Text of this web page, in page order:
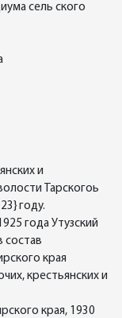
сель ского
и
Тарскогоь
году.
года Утузский
состав
края
крестьянских и
края, 1930